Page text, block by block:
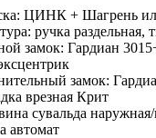
ЦИНК + Шагрень
ручка раздельная,
замок: Гардиан
замок:
врезная Крит
сувальда наружная/
автомат